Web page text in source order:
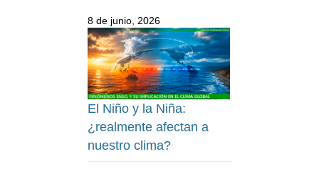
8 de junio, 2026
El Niño y la Niña:
¿realmente afectan a
nuestro clima?